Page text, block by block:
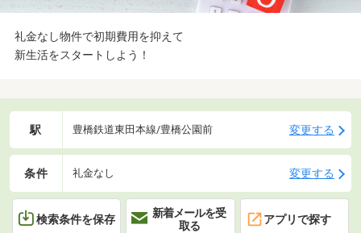
礼金なし物件で初期費用を抑えて
新生活をスタートしよう！
駅 豊橋鉄道東田本線/豊橋公園前 変更する
条件 礼金なし 変更する
検索条件を保存
新着メールを受
取る
アプリで探す